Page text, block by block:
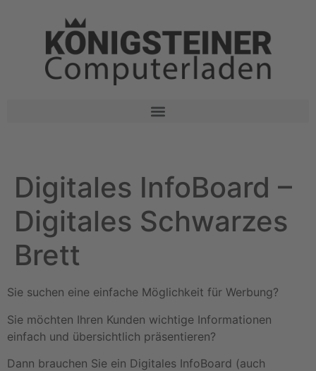
Digitales InfoBoard –
Digitales Schwarzes
Brett
Sie suchen eine einfache Möglichkeit für Werbung?
Sie möchten Ihren Kunden wichtige Informationen
einfach und übersichtlich präsentieren?
Dann brauchen Sie ein Digitales InfoBoard (auch